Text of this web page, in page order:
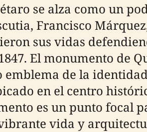
se alza como un
Francisco
sus vidas
El monumento de
de la
en el centro
es un punto focal
vida y